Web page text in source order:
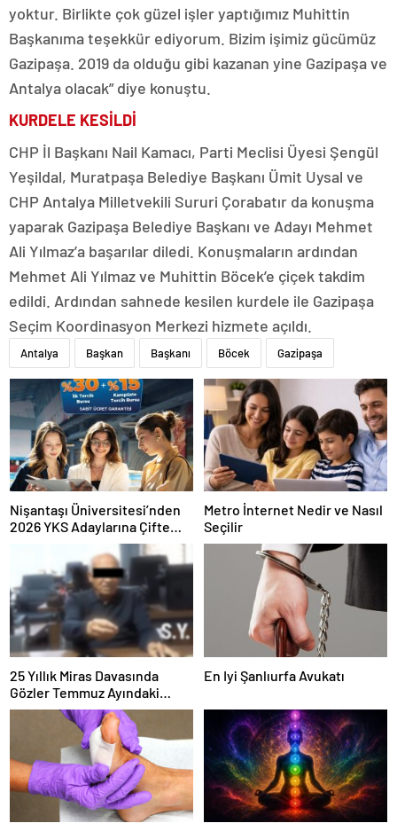
yoktur. Birlikte çok güzel işler yaptığımız Muhittin
Başkanıma teşekkür ediyorum. Bizim işimiz gücümüz
Gazipaşa. 2019 da olduğu gibi kazanan yine Gazipaşa ve
Antalya olacak” diye konuştu.
KURDELE KESİLDİ
CHP İl Başkanı Nail Kamacı, Parti Meclisi Üyesi Şengül
Yeşildal, Muratpaşa Belediye Başkanı Ümit Uysal ve
CHP Antalya Milletvekili Sururi Çorabatır da konuşma
yaparak Gazipaşa Belediye Başkanı ve Adayı Mehmet
Ali Yılmaz’a başarılar diledi. Konuşmaların ardından
Mehmet Ali Yılmaz ve Muhittin Böcek’e çiçek takdim
edildi. Ardından sahnede kesilen kurdele ile Gazipaşa
Seçim Koordinasyon Merkezi hizmete açıldı.
Antalya Başkan Başkanı Böcek Gazipaşa
Nişantaşı Üniversitesi’nden
2026 YKS Adaylarına Çifte
Güvence: Sabit Ücret ve
Kesintisiz Burs
Metro İnternet Nedir ve Nasıl
Seçilir
25 Yıllık Miras Davasında
Gözler Temmuz Ayındaki
Karar Duruşmasına Çevrildi
En Iyi Şanlıurfa Avukatı